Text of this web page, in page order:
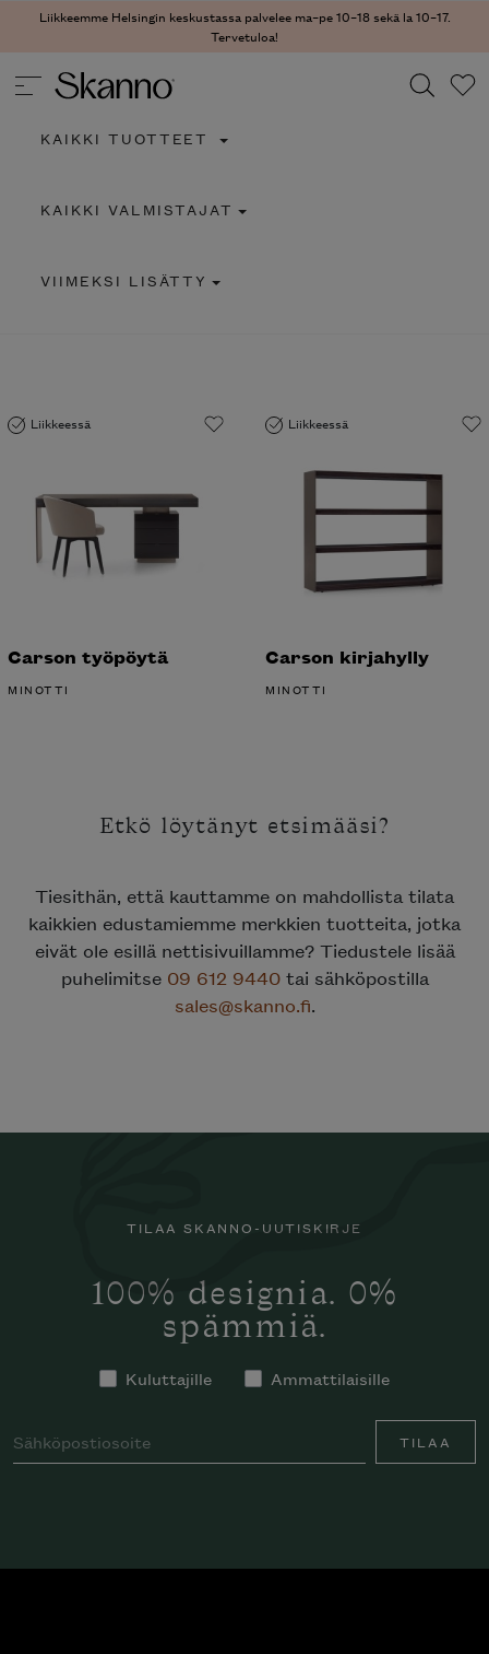
Liikkeemme Helsingin keskustassa palvelee ma–pe 10–18 sekä la 10–17.
Tervetuloa!
Type 2 or more characters for results.
KAIKKI TUOTTEET
KAIKKI VALMISTAJAT
VIIMEKSI LISÄTTY
Liikkeessä
Carson työpöytä
MINOTTI
Liikkeessä
Carson kirjahylly
MINOTTI
Etkö löytänyt etsimääsi?
Tiesithän, että kauttamme on mahdollista tilata
kaikkien edustamiemme merkkien tuotteita, jotka
eivät ole esillä nettisivuillamme? Tiedustele lisää
puhelimitse 09 612 9440tai sähköpostilla
sales@skanno.fi.
TILAA SKANNO-UUTISKIRJE
100% designia. 0%
spämmiä.
Kuluttajille Ammattilaisille
TILAA